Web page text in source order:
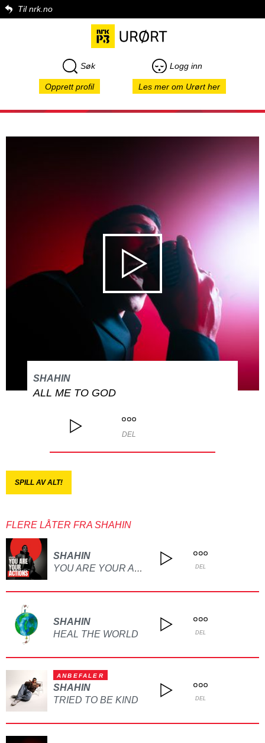
Til nrk.no
Søk Logg inn
Opprett profil Les mer om Urørt her
SHAHIN
ALL ME TO GOD
DEL
SPILL AV ALT!
FLERE LÅTER FRA SHAHIN
SHAHIN
YOU ARE YOUR ACTIONS DEL
SHAHIN
HEAL THE WORLD
DEL
ANBEFALER
SHAHIN
TRIED TO BE KIND
DEL